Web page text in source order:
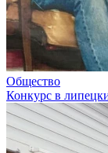
Общество
Конкурс в